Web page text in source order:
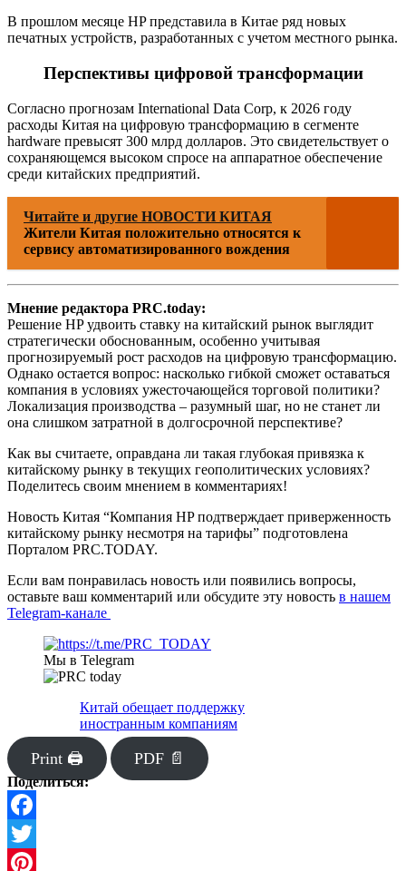
В прошлом месяце HP представила в Китае ряд новых
печатных устройств, разработанных с учетом местного рынка.
Перспективы цифровой трансформации
Согласно прогнозам International Data Corp, к 2026 году
расходы Китая на цифровую трансформацию в сегменте
hardware превысят 300 млрд долларов. Это свидетельствует о
сохраняющемся высоком спросе на аппаратное обеспечение
среди китайских предприятий.
Читайте и другие НОВОСТИ КИТАЯ
Жители Китая положительно относятся к
сервису автоматизированного вождения
Мнение редактора PRC.today:
Решение HP удвоить ставку на китайский рынок выглядит
стратегически обоснованным, особенно учитывая
прогнозируемый рост расходов на цифровую трансформацию.
Однако остается вопрос: насколько гибкой сможет оставаться
компания в условиях ужесточающейся торговой политики?
Локализация производства – разумный шаг, но не станет ли
она слишком затратной в долгосрочной перспективе?
Как вы считаете, оправдана ли такая глубокая привязка к
китайскому рынку в текущих геополитических условиях?
Поделитесь своим мнением в комментариях!
Новость Китая “Компания HP подтверждает приверженность
китайскому рынку несмотря на тарифы” подготовлена
Порталом PRC.TODAY.
Если вам понравилась новость или появились вопросы,
оставьте ваш комментарий или обсудите эту новость в нашем
Telegram-канале
Мы в Telegram
Китай обещает поддержку
иностранным компаниям
Print 🖨 PDF 📄
Поделиться:
Facebook
Twitter